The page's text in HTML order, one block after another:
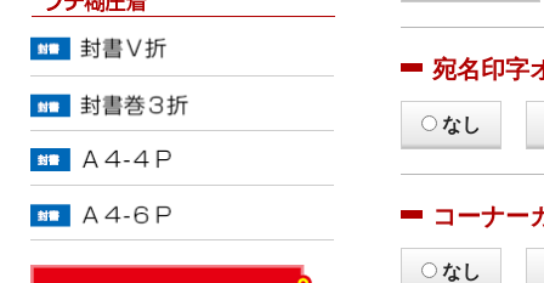
宛名印字
なし
コーナー
なし